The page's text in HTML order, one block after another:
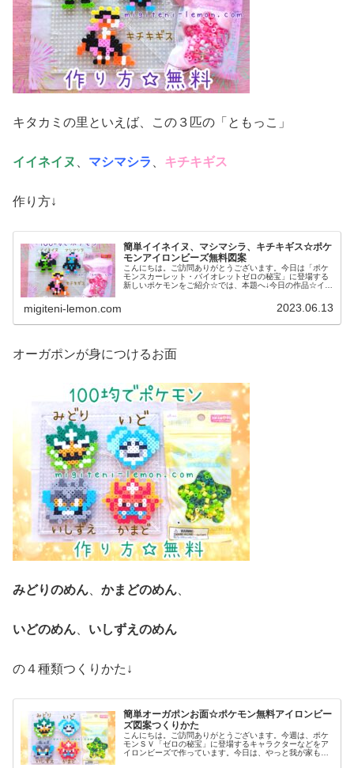
キタカミの里といえば、この３匹の「ともっこ」
イイネイヌ マシマシラ キチキギス
作り方↓
簡単イイネイヌ、マシマシラ、キチキギス☆ポケ
モンアイロンビーズ無料図案
こんにちは。ご訪問ありがとうございます。今日は「ポケ
モンスカーレット・バイオレットゼロの秘宝」に登場する
新しいポケモンをご紹介☆では、本題へ↓今日の作品☆イイ
migiteni-lemon.com 2023.06.13
オーガポンが身につけるお面
みどりのめん かまどのめん
いどのめん いしずえのめん
の４種類つくりかた↓
簡単オーガポンお面☆ポケモン無料アイロンビー
ズ図案つくりかた
こんにちは。ご訪問ありがとうございます。今週は、ポケ
モンＳＶ「ゼロの秘宝」に登場するキャラクターなどをア
イロンビーズで作っています。今日は、やっと我が家も前